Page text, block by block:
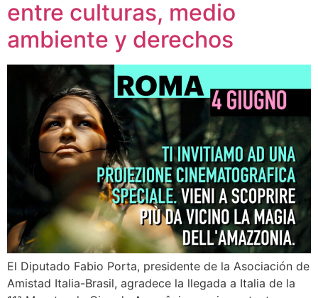
entre culturas, medio
ambiente y derechos
El Diputado Fabio Porta, presidente de la Asociación de
Amistad Italia-Brasil, agradece la llegada a Italia de la